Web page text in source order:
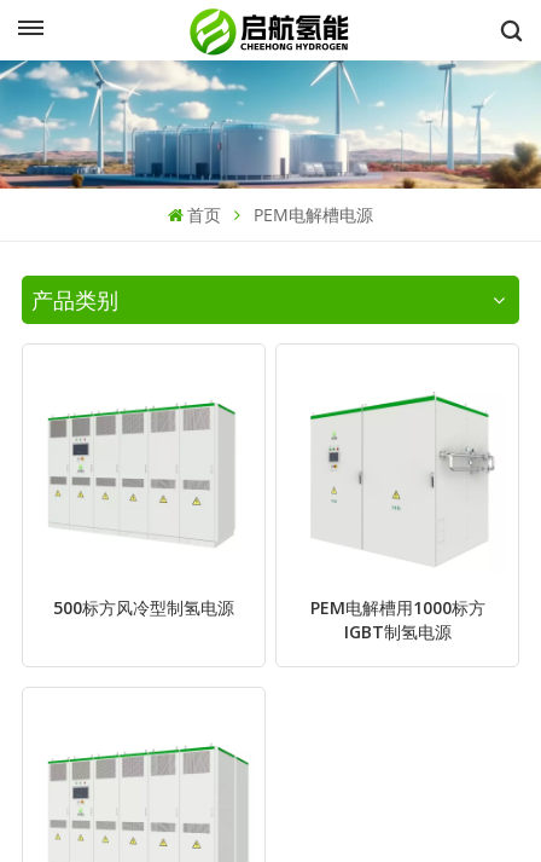
首页 PEM电解槽电源
产品类别
500标方风冷型制氢电源
PEM电解槽用1000标方
IGBT制氢电源